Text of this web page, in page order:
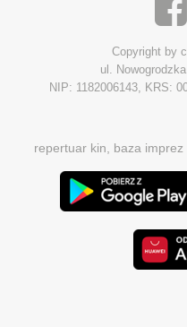
Copyright by
ul.
NIP: 1182006143, KRS:
repertuar kin, baza